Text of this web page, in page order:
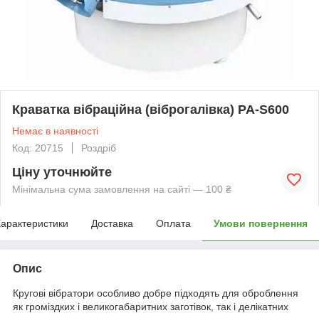
Краватка вібраційна (віброгалівка) PA-S600
Немає в наявності
Код: 20715
Роздріб
Ціну уточнюйте
Мінімальна сума замовлення на сайті — 100 ₴
Доставка Оплата Умови повернення
Опис
Кругові вібратори особливо добре підходять для оброблення
як громіздких і великогабаритних заготівок, так і делікатних